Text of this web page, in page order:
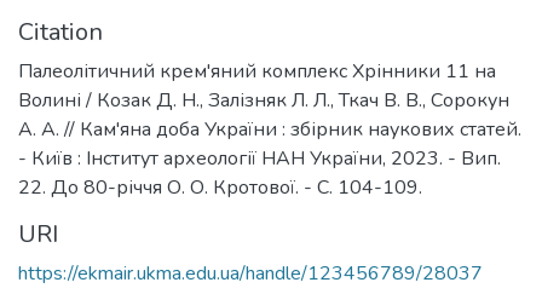
Citation
Палеолітичний крем'яний комплекс Хрінники 11 на
Волині / Козак Д. Н., Залізняк Л. Л., Ткач В. В., Сорокун
А. А. // Кам'яна доба України : збірник наукових статей.
- Київ : Інститут археології НАН України, 2023. - Вип.
22. До 80-річчя О. О. Кротової. - С. 104-109.
URI
https://ekmair.ukma.edu.ua/handle/123456789/28037